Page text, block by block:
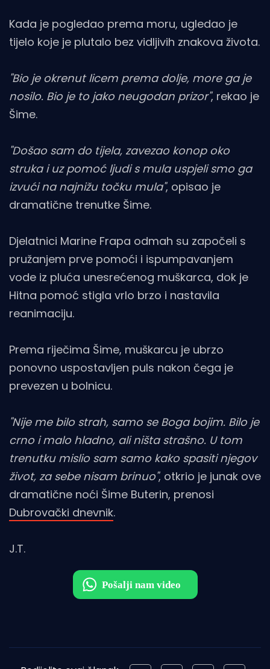
Kada je pogledao prema moru, ugledao je
tijelo koje je plutalo bez vidljivih znakova života.
"Bio je okrenut licem prema dolje, more ga je
nosilo. Bio je to jako neugodan prizor", rekao je
Šime.
"Došao sam do tijela, zavezao konop oko
struka i uz pomoć ljudi s mula uspjeli smo ga
izvući na najnižu točku mula", opisao je
dramatične trenutke Šime.
Djelatnici Marine Frapa odmah su započeli s
pružanjem prve pomoći i ispumpavanjem
vode iz pluća unesrećenog muškarca, dok je
Hitna pomoć stigla vrlo brzo i nastavila
reanimaciju.
Prema riječima Šime, muškarcu je ubrzo
ponovno uspostavljen puls nakon čega je
prevezen u bolnicu.
"Nije me bilo strah, samo se Boga bojim. Bilo je
crno i malo hladno, ali ništa strašno. U tom
trenutku mislio sam samo kako spasiti njegov
život, za sebe nisam brinuo", otkrio je junak ove
dramatične noći Šime Buterin, prenosi
Dubrovački dnevnik.
J.T.